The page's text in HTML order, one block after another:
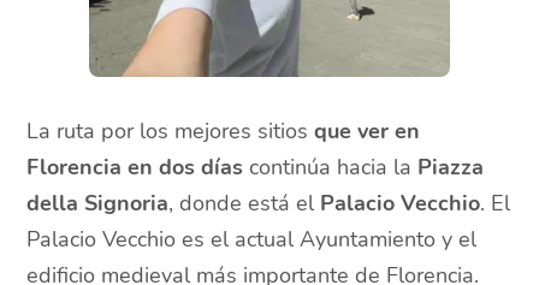
La ruta por los mejores sitios que ver en
Florencia en dos días continúa hacia la Piazza
della Signoria, donde está el Palacio Vecchio. El
Palacio Vecchio es el actual Ayuntamiento y el
edificio medieval más importante de Florencia.